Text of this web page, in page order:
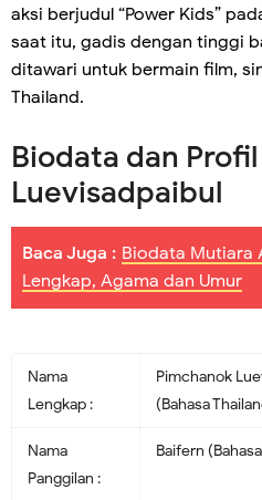
aksi berjudul “Power Kids”
saat itu, gadis dengan tinggi
ditawari untuk bermain film,
Thailand.
Biodata dan
Luevisadpaibul
Baca Juga : Biodata Mutiara
Lengkap, Agama dan Umur
Nama
Lengkap :
Pimchanok
(Bahasa
Nama
Panggilan :
Baifern